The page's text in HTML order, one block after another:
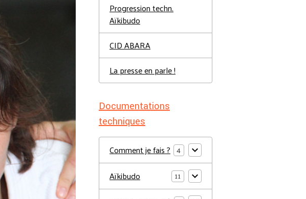
Progression techn.
Aïkibudo
CID ABARA
La presse en parle !
Documentations
techniques
Comment je fais ? 4
Aïkibudo 11